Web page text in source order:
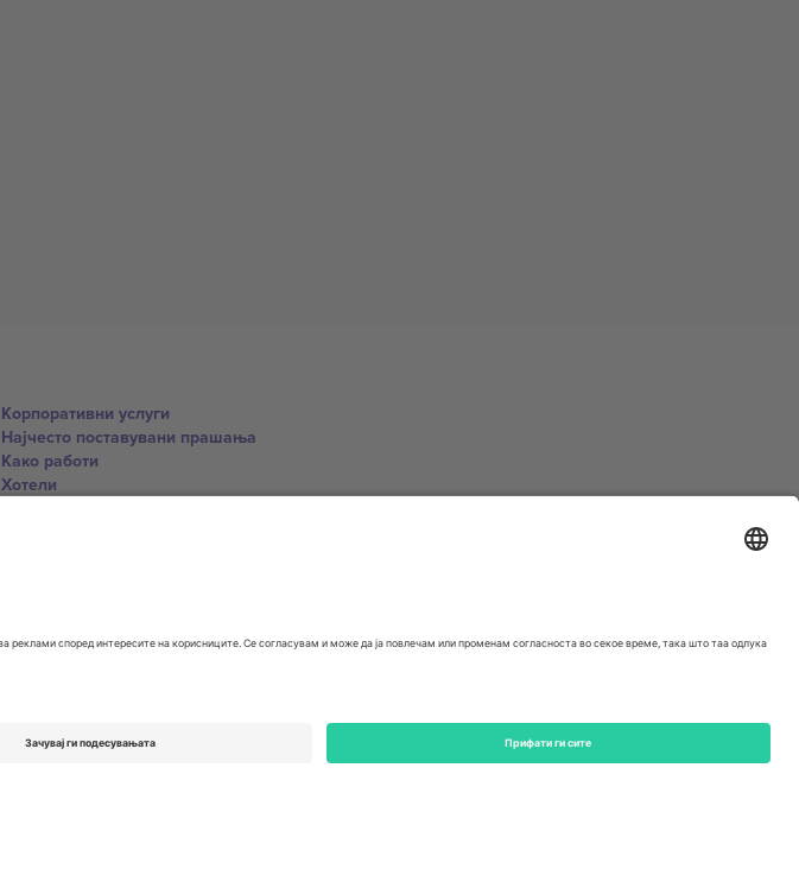
Корпоративни услуги
Најчесто поставувани прашања
Како работи
Хотели